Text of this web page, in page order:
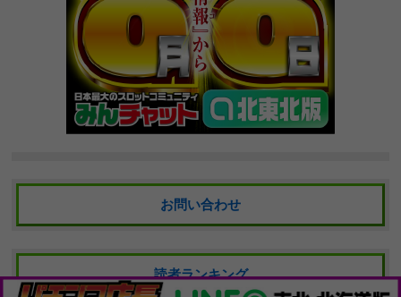
お問い合わせ
読者ランキング